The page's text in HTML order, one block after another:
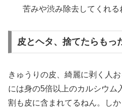
苦みや渋み除去してくれる
皮とヘタ、捨てたらもっ
きゅうりの皮、綺麗に剥く人
には身の5倍以上のカルシウム
割も皮に含まれてるねん。し